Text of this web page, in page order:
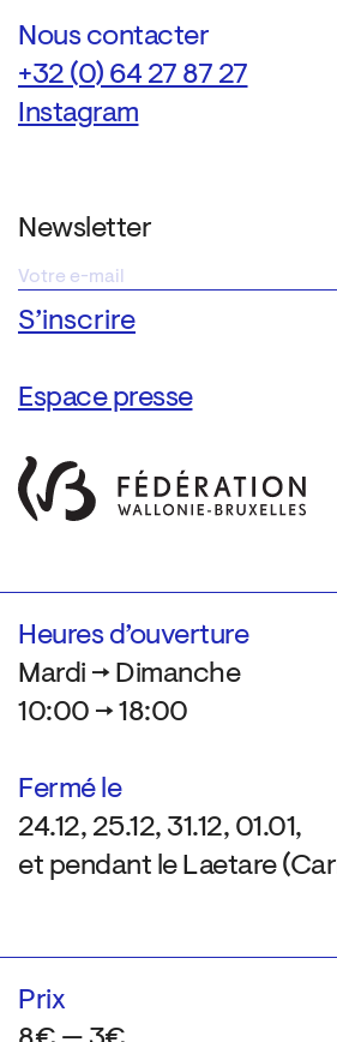
Nous contacter
+32 (0) 64 27 87 27
Instagram
Newsletter
Espace presse
Heures d’ouverture
Mardi → Dimanche
10:00 → 18:00
Fermé le
24.12, 25.12, 31.12, 01.01,
et pendant le Laetare
Prix